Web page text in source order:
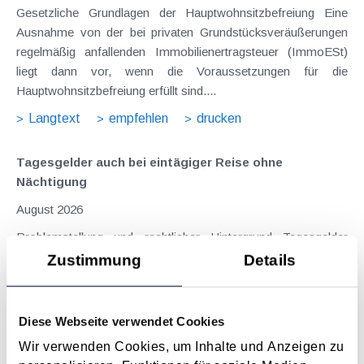
Zustimmung Details
Diese Webseite verwendet Cookies
Wir verwenden Cookies, um Inhalte und Anzeigen zu
Gesetzliche Grundlagen der Hauptwohnsitzbefreiung Eine
Ausnahme von der bei privaten Grundstücksveräußerungen
regelmäßig anfallenden Immobilienertragsteuer (ImmoESt)
liegt dann vor, wenn die Voraussetzungen für die
Hauptwohnsitzbefreiung erfüllt sind....
Langtext
empfehlen drucken
Tagesgelder auch bei eintägiger Reise ohne
Nächtigung
August 2026
Problemstellung und rechtlicher Hintergrund Tagesgelder
sollen Verpflegungsmehraufwendungen ausgleichen, welche
typischerweise stellt sich das Problem in der...
Langtext
empfehlen drucken